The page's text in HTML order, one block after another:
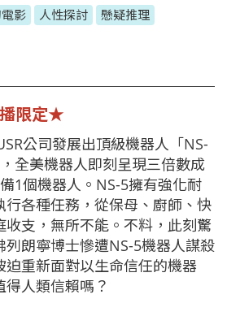
影 人性探討 懸疑推理
限定★
公司發展出頂級機器人「NS-
全美機器人即刻呈現三倍數成
1個機器人。NS-5擁有強化耐
行各種任務，從保母、廚師、快
收支，無所不能。不料，此刻驚
朗寧博士慘遭NS-5機器人謀殺
迫重新面對以生命信任的機器
人類信賴嗎？